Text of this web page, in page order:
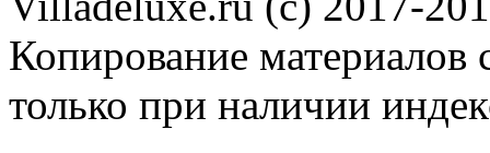
Копирование материалов
только при наличии